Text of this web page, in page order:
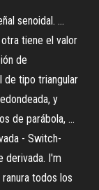
senoidal. ...
otra tiene el valor
de
de tipo triangular
y
de parábola, ...
- Switch-
derivada. I'm
todos los